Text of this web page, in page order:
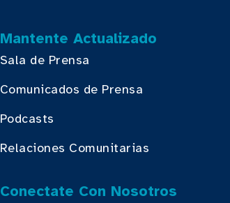
Mantente Actualizado
Sala de Prensa
Comunicados de Prensa
Podcasts
Relaciones Comunitarias
Conectate Con Nosotros